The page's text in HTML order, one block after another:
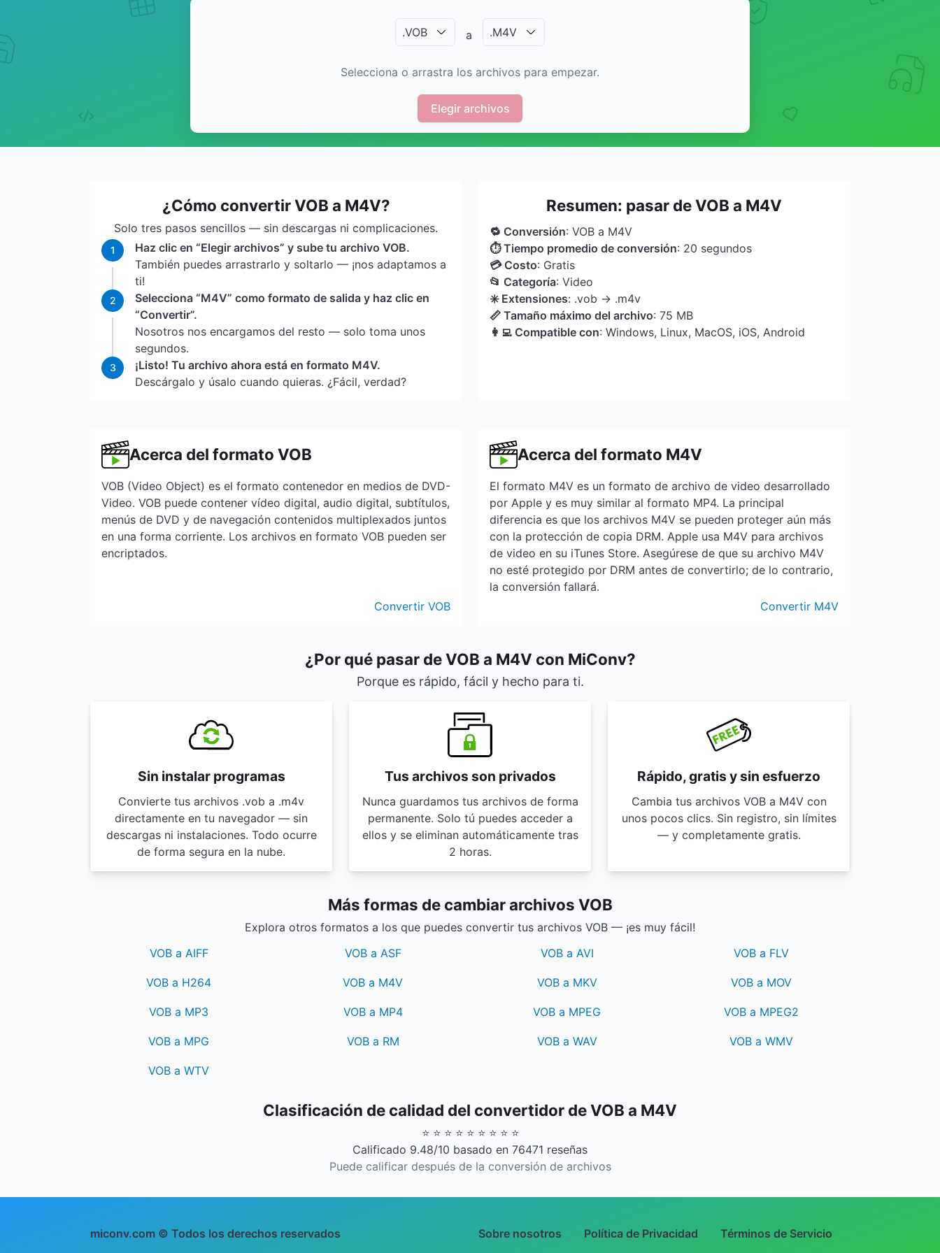
.VOB a .M4V
Selecciona o arrastra los archivos para empezar.
Elegir archivos
¿Cómo convertir VOB a M4V?
Solo tres pasos sencillos — sin descargas ni complicaciones.
1
Haz clic en “Elegir archivos” y sube tu archivo VOB.
También puedes arrastrarlo y soltarlo — ¡nos adaptamos a
ti!
2
Selecciona “M4V” como formato de salida y haz clic en
“Convertir”.
Nosotros nos encargamos del resto — solo toma unos
segundos.
3
¡Listo! Tu archivo ahora está en formato M4V.
Descárgalo y úsalo cuando quieras. ¿Fácil, verdad?
Resumen: pasar de VOB a M4V
🔁 Conversión: VOB a M4V
⏱ Tiempo promedio de conversión: 20 segundos
💳 Costo: Gratis
📂 Categoría: Video
✳️ Extensiones: .vob → .m4v
📏 Tamaño máximo del archivo: 75 MB
👩‍💻 Compatible con: Windows, Linux, MacOS, iOS, Android
Acerca del formato VOB
VOB (Video Object) es el formato contenedor en medios de DVD-
Video. VOB puede contener vídeo digital, audio digital, subtítulos,
menús de DVD y de navegación contenidos multiplexados juntos
en una forma corriente. Los archivos en formato VOB pueden ser
encriptados.
Convertir VOB
Acerca del formato M4V
El formato M4V es un formato de archivo de video desarrollado
por Apple y es muy similar al formato MP4. La principal
diferencia es que los archivos M4V se pueden proteger aún más
con la protección de copia DRM. Apple usa M4V para archivos
de video en su iTunes Store. Asegúrese de que su archivo M4V
no esté protegido por DRM antes de convertirlo; de lo contrario,
la conversión fallará.
Convertir M4V
¿Por qué pasar de VOB a M4V con MiConv?
Porque es rápido, fácil y hecho para ti.
Sin instalar programas
Convierte tus archivos .vob a .m4v
directamente en tu navegador — sin
descargas ni instalaciones. Todo ocurre
de forma segura en la nube.
Tus archivos son privados
Nunca guardamos tus archivos de forma
permanente. Solo tú puedes acceder a
ellos y se eliminan automáticamente tras
2 horas.
Rápido, gratis y sin esfuerzo
Cambia tus archivos VOB a M4V con
unos pocos clics. Sin registro, sin límites
— y completamente gratis.
Más formas de cambiar archivos VOB
Explora otros formatos a los que puedes convertir tus archivos VOB — ¡es muy fácil!
VOB a AIFF
VOB a ASF VOB a AVI VOB a FLV
VOB a H264 VOB a M4V VOB a MKV VOB a MOV
VOB a MP3 VOB a MP4 VOB a MPEG VOB a MPEG2
VOB a MPG VOB a RM VOB a WAV VOB a WMV
VOB a WTV
Clasificación de calidad del convertidor de VOB a M4V
⭐ ⭐ ⭐ ⭐ ⭐ ⭐ ⭐ ⭐ ⭐
Calificado 9.48/10 basado en 76471 reseñas
Puede calificar después de la conversión de archivos
miconv.com © Todos los derechos reservados Sobre nosotros Política de Privacidad Términos de Servicio